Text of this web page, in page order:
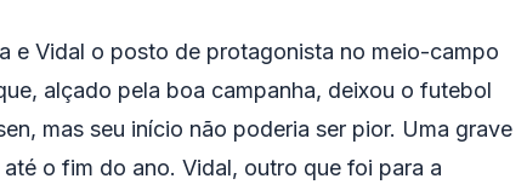
e Vidal o posto de protagonista no meio-campo
alçado pela boa campanha, deixou o futebol
mas seu início não poderia ser pior. Uma grave
o fim do ano. Vidal, outro que foi para a